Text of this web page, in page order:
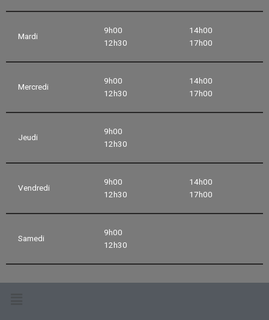
Mardi
9h00
12h30
14h00
17h00
Mercredi
9h00
12h30
14h00
17h00
Jeudi
9h00
12h30
Vendredi
9h00
12h30
14h00
17h00
Samedi
9h00
12h30